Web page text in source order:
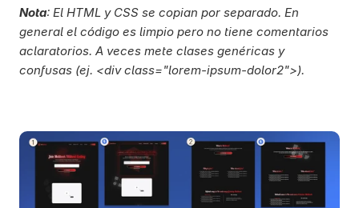
Nota: El HTML y CSS se copian por separado. En
general el código es limpio pero no tiene comentarios
aclaratorios. A veces mete clases genéricas y
confusas (ej. <div class="lorem-ipsum-dolor2">).